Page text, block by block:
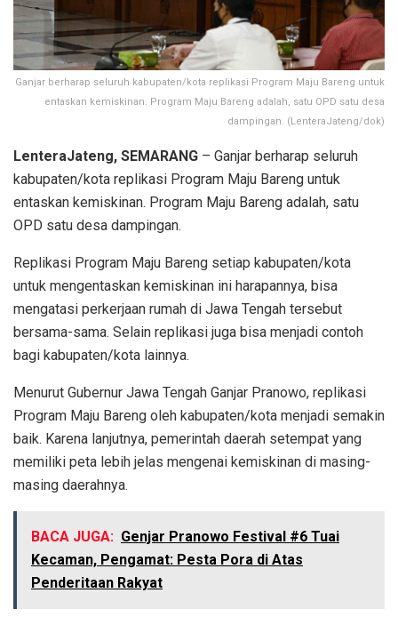
Ganjar berharap seluruh kabupaten/kota replikasi Program Maju Bareng untuk
entaskan kemiskinan. Program Maju Bareng adalah, satu OPD satu desa
dampingan. (LenteraJateng/dok)
LenteraJateng, SEMARANG – Ganjar berharap seluruh
kabupaten/kota replikasi Program Maju Bareng untuk
entaskan kemiskinan. Program Maju Bareng adalah, satu
OPD satu desa dampingan.
Replikasi Program Maju Bareng setiap kabupaten/kota
untuk mengentaskan kemiskinan ini harapannya, bisa
mengatasi perkerjaan rumah di Jawa Tengah tersebut
bersama-sama. Selain replikasi juga bisa menjadi contoh
bagi kabupaten/kota lainnya.
Menurut Gubernur Jawa Tengah Ganjar Pranowo, replikasi
Program Maju Bareng oleh kabupaten/kota menjadi semakin
baik. Karena lanjutnya, pemerintah daerah setempat yang
memiliki peta lebih jelas mengenai kemiskinan di masing-
masing daerahnya.
BACA JUGA: Genjar Pranowo Festival #6 Tuai
Kecaman, Pengamat: Pesta Pora di Atas
Penderitaan Rakyat